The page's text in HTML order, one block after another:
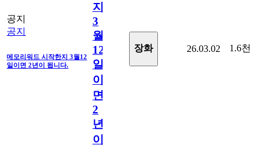
공지
공지
메모리워드 시작한지 3월12
일이면 2년이 됩니다.
지
3
월
12
일
이
면
2
년
이
장화 26.03.02 1.6천